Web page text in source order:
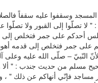
وسقفوا عليه سقفاً
تصلّوا إلى القبور ولا تصلّوا
أحدكم على جمر فتخلص
على جمر فتخلص إلى قدمه
النّبيّ – صلّى الله عليه
مسلم من حديث جندب : " ألا
مساجد فإنّي أنهاكم عن ذلك "